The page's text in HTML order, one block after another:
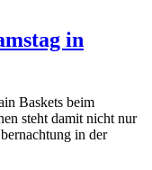
in
Baskets beim
steht damit nicht nur
in der